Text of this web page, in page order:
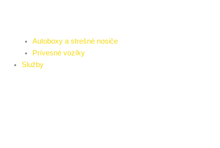
Autoboxy a strešné nosiče
Prívesné vozíky
Služby